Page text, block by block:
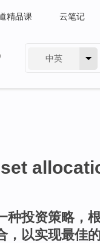
精品课 云笔记
中英
种投资策略，
，以实现最佳